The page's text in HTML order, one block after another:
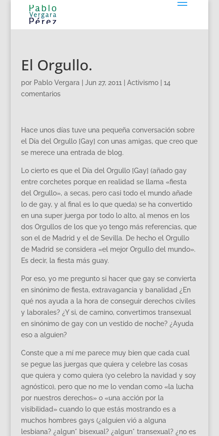
El Orgullo.
por Pablo Vergara Jun 27, 2011 Activismo| 14
comentarios
Hace unos días tuve una pequeña conversación sobre
el Día del Orgullo [Gay] con unas amigas, que creo que
se merece una entrada de blog.
Lo cierto es que el Día del Orgullo [Gay] (añado gay
entre corchetes porque en realidad se llama «fiesta
del Orgullo», a secas, pero casi todo el mundo añade
lo de gay, y al final es lo que queda) se ha convertido
en una super juerga por todo lo alto, al menos en los
dos Orgullos de los que yo tengo más referencias, que
son el de Madrid y el de Sevilla. De hecho el Orgullo
de Madrid se considera «el mejor Orgullo del mundo».
Es decir, la fiesta más guay.
Por eso, yo me pregunto si hacer que gay se convierta
en sinónimo de fiesta, extravagancia y banalidad ¿En
qué nos ayuda a la hora de conseguir derechos civiles
y laborales? ¿Y si, de camino, convertimos transexual
en sinónimo de gay con un vestido de noche? ¿Ayuda
eso a alguien?
Conste que a mí me parece muy bien que cada cual
se pegue las juergas que quiera y celebre las cosas
que quiera y como quiera (yo celebro la navidad y soy
agnóstico), pero que no me lo vendan como «la lucha
por nuestros derechos» o «una acción por la
visibilidad» cuando lo que estás mostrando es a
muchos hombres gays (¿alguien vió a alguna
lesbiana? ¿algun* bisexual? ¿algun* transexual? ¿no es